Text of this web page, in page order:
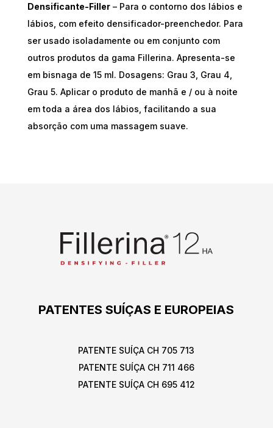
Densificante-Filler– Para o contorno dos lábios e
lábios, com efeito densificador-preenchedor. Para
ser usado isoladamente ou em conjunto com
outros produtos da gama Fillerina. Apresenta-se
em bisnaga de 15 ml. Dosagens: Grau 3, Grau 4,
Grau 5. Aplicar o produto de manhã e / ou à noite
em toda a área dos lábios, facilitando a sua
absorção com uma massagem suave.
PATENTES SUÍÇAS E EUROPEIAS
PATENTE SUÍÇA CH 705 713
PATENTE SUÍÇA CH 711 466
PATENTE SUÍÇA CH 695 412